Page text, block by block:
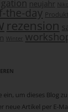
neujahr
the-day
rezension
Winter
ein, um dieses Blog
neue Artikel per E-